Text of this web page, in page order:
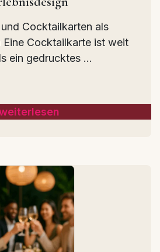
und Cocktailkarten als
Eine Cocktailkarte ist weit
ein gedrucktes ...